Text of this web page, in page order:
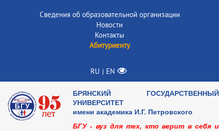
Сведения об образовательной организации
Новости
Контакты
Абитуриенту
RU | EN
БРЯНСКИЙ ГОСУДАРСТВЕННЫЙ
УНИВЕРСИТЕТ
имени академика И.Г. Петровского
БГУ - вуз для тех, кто верит в себя и